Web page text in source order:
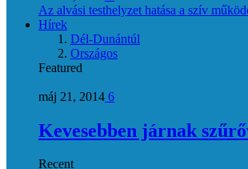
Az alvási testhelyzet hatása a szív
Hírek
Dél-Dunántúl
Országos
Featured
máj 21, 2014 6
Kevesebben járnak
Recent